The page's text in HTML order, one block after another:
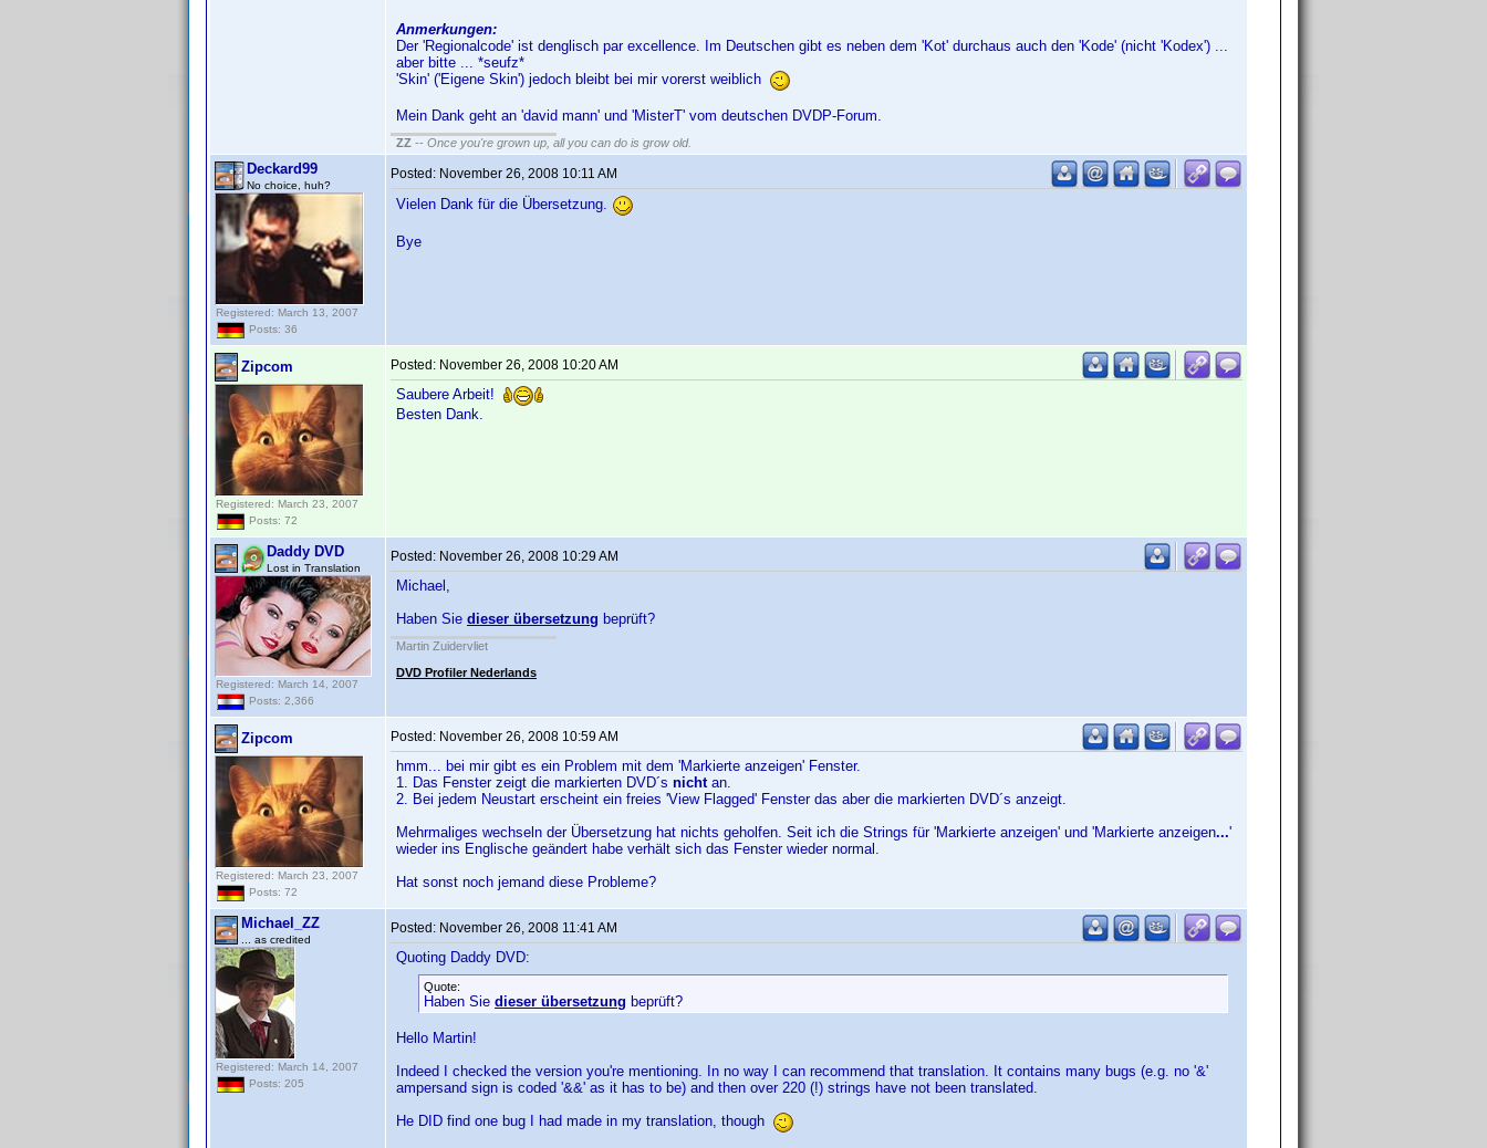
Anmerkungen:
Der 'Regionalcode' ist denglisch par excellence. Im Deutschen gibt es neben dem 'Kot' durchaus auch den 'Kode' (nicht 'Kodex') ...
aber bitte ... *seufz*
'Skin' ('Eigene Skin') jedoch bleibt bei mir vorerst weiblich
Mein Dank geht an 'david mann' und 'MisterT' vom deutschen DVDP-Forum.
ZZ -- Once you're grown up, all you can do is grow old.
Deckard99
No choice, huh?
Registered: March 13, 2007
Posts: 36
Posted: November 26, 2008 10:11 AM
Vielen Dank für die Übersetzung.
Bye
Zipcom
Registered: March 23, 2007
Posts: 72
Posted: November 26, 2008 10:20 AM
Saubere Arbeit!
Besten Dank.
Daddy DVD
Lost in Translation
Registered: March 14, 2007
Posts: 2,366
Posted: November 26, 2008 10:29 AM
Michael,
Haben Sie dieser übersetzung beprüft?
Martin Zuidervliet
DVD Profiler Nederlands
Zipcom
Registered: March 23, 2007
Posts: 72
Posted: November 26, 2008 10:59 AM
hmm... bei mir gibt es ein Problem mit dem 'Markierte anzeigen' Fenster.
1. Das Fenster zeigt die markierten DVD´s nichtan.
2. Bei jedem Neustart erscheint ein freies 'View Flagged' Fenster das aber die markierten DVD´s anzeigt.
Mehrmaliges wechseln der Übersetzung hat nichts geholfen. Seit ich die Strings für 'Markierte anzeigen' und 'Markierte anzeigen...'
wieder ins Englische geändert habe verhält sich das Fenster wieder normal.
Hat sonst noch jemand diese Probleme?
Michael_ZZ
... as credited
Registered: March 14, 2007
Posts: 205
Posted: November 26, 2008 11:41 AM
Quoting Daddy DVD:
Quote:
Haben Sie dieser übersetzung beprüft?
Hello Martin!
Indeed I checked the version you're mentioning. In no way I can recommend that translation. It contains many bugs (e.g. no '&'
ampersand sign is coded '&&' as it has to be) and then over 220 (!) strings have not been translated.
He DID find one bug I had made in my translation, though